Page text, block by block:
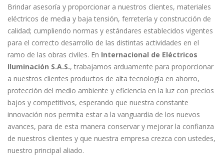
Brindar asesoría y proporcionar a nuestros clientes, materiales
eléctricos de media y baja tensión, ferretería y construcción de
calidad; cumpliendo normas y estándares establecidos vigentes
para el correcto desarrollo de las distintas actividades en el
ramo de las obras civiles. En Internacional de Eléctricos
Iluminación S.A.S., trabajamos arduamente para proporcionar
a nuestros clientes productos de alta tecnología en ahorro,
protección del medio ambiente y eficiencia en la luz con precios
bajos y competitivos, esperando que nuestra constante
innovación nos permita estar a la vanguardia de los nuevos
avances, para de esta manera conservar y mejorar la confianza
de nuestros clientes y que nuestra empresa crezca con ustedes,
nuestro principal aliado.